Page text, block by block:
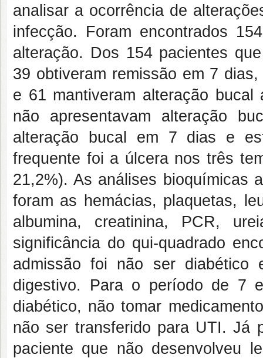
analisar a ocorrência de
infecção. Foram encontrados
alteração. Dos 154 pacientes
39 obtiveram remissão em 7
e 61 mantiveram alteração
não apresentavam alteração
alteração bucal em 7 dias e
frequente foi a úlcera nos três
21,2%). As análises bioquímicas
foram as hemácias, plaquetas,
albumina, creatinina, PCR,
significância do qui-quadrado
admissão foi não ser diabético
digestivo. Para o período de 7
diabético, não tomar
não ser transferido para UTI. Já
paciente que não desenvolveu